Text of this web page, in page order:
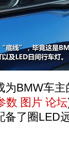
BMW车主
数 图片 论坛
备了圈LED